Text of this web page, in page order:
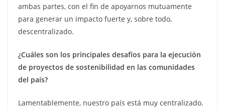
ambas partes, con el fin de apoyarnos mutuamente
para generar un impacto fuerte y, sobre todo,
descentralizado.
¿Cuáles son los principales desafíos para la ejecución
de proyectos de sostenibilidad en las comunidades
del país?
Lamentablemente, nuestro país está muy centralizado.